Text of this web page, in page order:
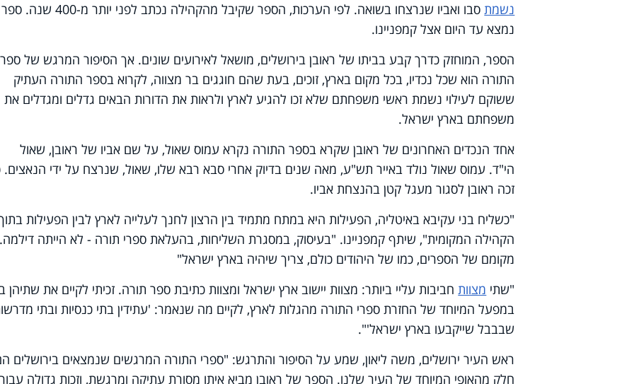
נשמת
סבו ואביו שנרצחו בשואה. לפי הערכות, הספר שקיבל מהקהילה נכתב לפני
נמצא עד היום אצל קמפניינו.
הספר, המוחזק כדרך קבע בביתו של ראובן בירושלים, מושאל לאירועים שונים. אך הסיפור המרגש של ספר
התורה הוא שכל נכדיו, בכל מקום בארץ, זוכים, בעת שהם חוגגים בר מצווה, לקרוא בספר התורה העתיק
ששוקם לעילוי נשמת ראשי משפחתם שלא זכו להגיע לארץ ולראות את הדורות הבאים גדלים ומגדלים את
משפחתם בארץ ישראל.
אחד הנכדים האחרונים של ראובן שקרא בספר התורה נקרא עמוס שאול, על שם אביו של ראובן, שאול
הי"ד. עמוס שאול נולד באייר תש"ע, מאה שנים בדיוק אחרי סבא רבא שלו, שאול, שנרצח על ידי הנאצים.
זכה ראובן לסגור מעגל קטן בהנצחת אביו.
"כשליח בני עקיבא באיטליה, הפעילות היא במתח מתמיד בין הרצון לחנך לעלייה לארץ לבין הפעילות
הקהילה המקומית", שיתף קמפניינו. "בעיסוק, במסגרת השליחות, בהעלאת ספרי תורה - לא הייתה דילמה.
מקומם של הספרים, כמו של היהודים כולם, צריך שיהיה בארץ ישראל"
"שתי מצוותחביבות עליי ביותר: מצוות יישוב ארץ ישראל ומצוות כתיבת ספר תורה. זכיתי לקיים את שתיהן
במפעל המיוחד של החזרת ספרי התורה מהגלות לארץ, לקיים מה שנאמר: 'עתידין בתי כנסיות ובתי
שבבבל שייקבעו בארץ ישראל'".
ראש העיר ירושלים, משה ליאון, שמע על הסיפור והתרגש: "ספרי התורה המרגשים שנמצאים בירושלים
חלק מהאופי המיוחד של העיר שלנו. הספר של ראובן מביא איתו מסורת עתיקה ומרגשת, וזכות גדולה